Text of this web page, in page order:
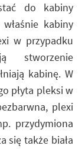
do kabiny
kabiny
w przypadku
stworzenie
kabinę. W
płyta pleksi w
plexi
przydymiona
się także biała